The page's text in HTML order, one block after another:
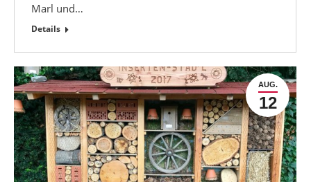
Marl und…
Details
AUG.
12